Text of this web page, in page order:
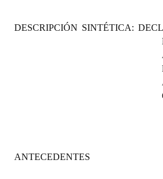
LEGISLACIÓN
DESCRIPCIÓN SINTÉTICA:
ANTECEDENTES